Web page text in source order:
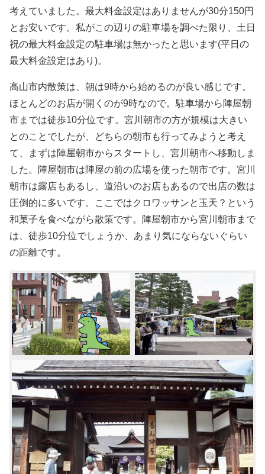
考えていました。最大料金設定はありませんが30分150円
とお安いです。私がこの辺りの駐車場を調べた限り、土日
祝の最大料金設定の駐車場は無かったと思います(平日の
最大料金設定はあり)。
高山市内散策は、朝は9時から始めるのが良い感じです。
ほとんどのお店が開くのが9時なので。駐車場から陣屋朝
市までは徒歩10分位です。宮川朝市の方が規模は大きい
とのことでしたが、どちらの朝市も行ってみようと考え
て、まずは陣屋朝市からスタートし、宮川朝市へ移動しま
した。陣屋朝市は陣屋の前の広場を使った朝市です。宮川
朝市は露店もあるし、道沿いのお店もあるので出店の数は
圧倒的に多いです。ここではクロワッサンと玉天？という
和菓子を食べながら散策です。陣屋朝市から宮川朝市まで
は、徒歩10分位でしょうか、あまり気にならないぐらい
の距離です。